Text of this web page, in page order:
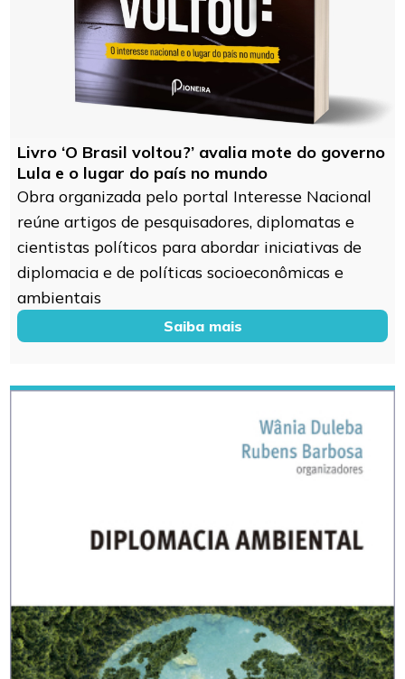
Livro ‘O Brasil voltou?’ avalia mote do governo
Lula e o lugar do país no mundo
Obra organizada pelo portal Interesse Nacional
reúne artigos de pesquisadores, diplomatas e
cientistas políticos para abordar iniciativas de
diplomacia e de políticas socioeconômicas e
ambientais
Saiba mais